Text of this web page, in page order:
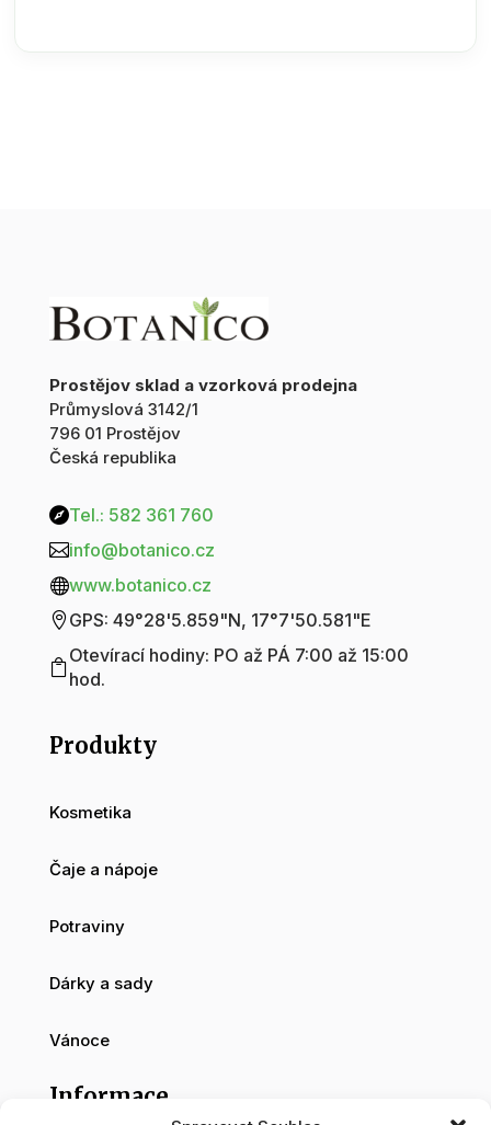
Prostějov sklad a vzorková prodejna
Průmyslová 3142/1
796 01 Prostějov
Česká republika
Tel.: 582 361 760
info@botanico.cz
www.botanico.cz
GPS: 49°28'5.859"N, 17°7'50.581"E

Otevírací hodiny: PO až PÁ 7:00 až 15:00
hod.
Produkty
Kosmetika
Čaje a nápoje
Potraviny
Dárky a sady
Vánoce
Informace